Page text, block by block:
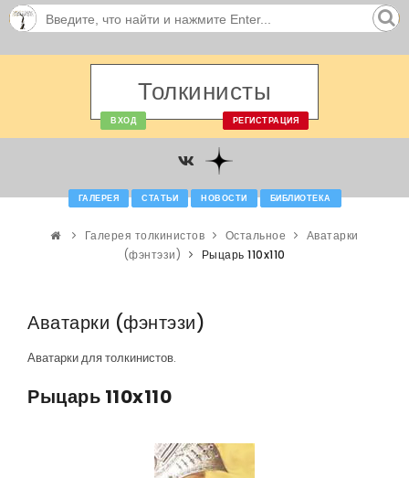
Толкинисты
ВХОД РЕГИСТРАЦИЯ
ГАЛЕРЕЯ СТАТЬИ НОВОСТИ БИБЛИОТЕКА
Галерея толкинистов Остальное
Аватарки
(фэнтэзи)
Рыцарь 110x110
Аватарки (фэнтэзи)
Аватарки для толкинистов.
Рыцарь 110x110